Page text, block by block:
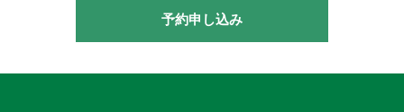
予約申し込み